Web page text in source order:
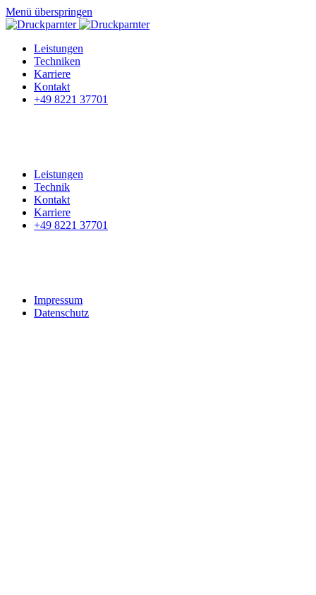
Menü überspringen
Leistungen
Techniken
Karriere
Kontakt
+49 8221 37701
Leistungen
Technik
Kontakt
Karriere
+49 8221 37701
Impressum
Datenschutz